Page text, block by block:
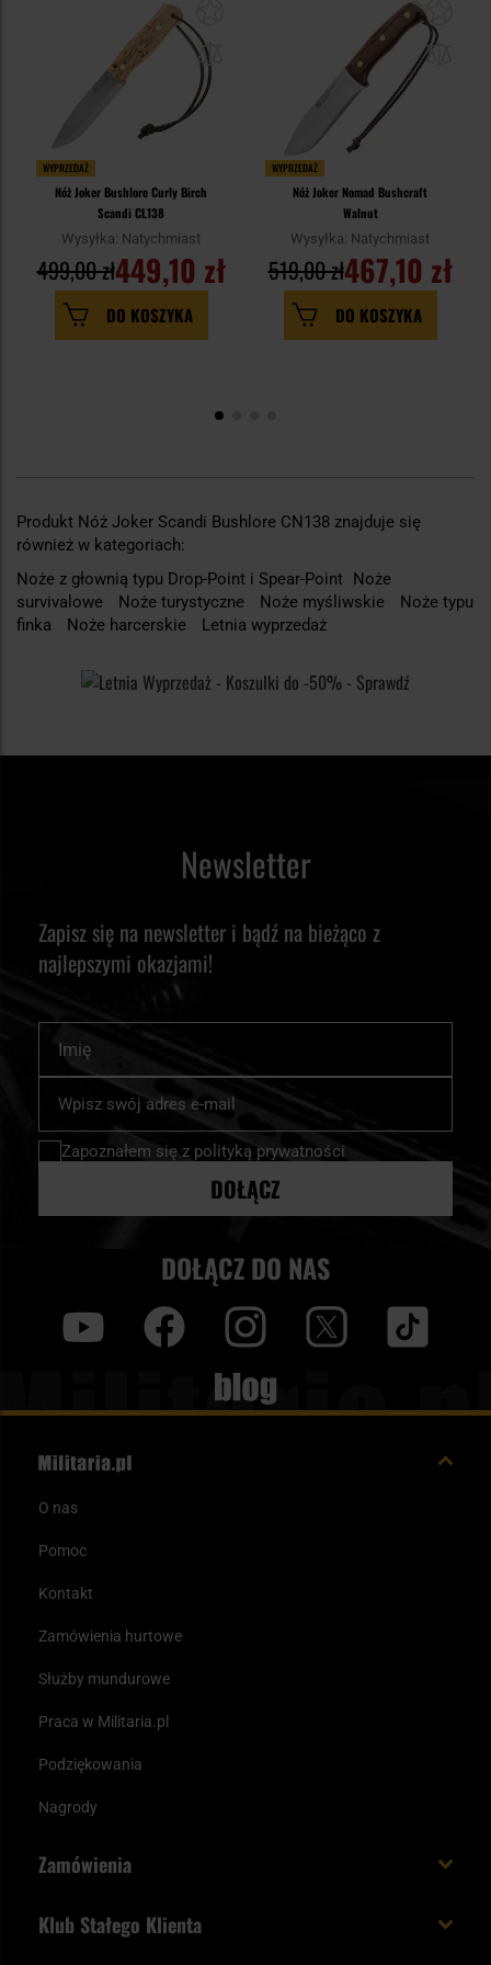
WYPRZEDAŻ
Nóż Joker Bushlore Curly Birch
Scandi CL138
Wysyłka: Natychmiast
449,10 zł
499,00 zł
DO KOSZYKA
WYPRZEDAŻ
Nóż Joker Nomad Bushcraft
Walnut
Wysyłka: Natychmiast
467,10 zł
519,00 zł
DO KOSZYKA
Produkt Nóż Joker Scandi Bushlore CN138 znajduje się
również w kategoriach:
Noże z głownią typu Drop-Point i Spear-Point
Noże
survivalowe
Noże turystyczne Noże myśliwskie
Noże typu
finka
Noże harcerskie Letnia wyprzedaż
Newsletter
Zapisz się na newsletter i bądź na bieżąco z
najlepszymi okazjami!
nasz
newsletter:
Zapoznałem się z polityką prywatności
DOŁĄCZ
DOŁĄCZ DO NAS
Blog
O nas
Pomoc
Kontakt
Zamówienia hurtowe
Służby mundurowe
Praca w Militaria.pl
Podziękowania
Nagrody
Zamówienia
Klub Stałego Klienta